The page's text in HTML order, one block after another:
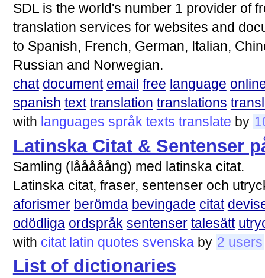
SDL is the world's number 1 provider of
translation services for websites and
to Spanish, French, German, Italian,
Russian and Norwegian.
chat document email free language
spanish text translation translations
with languages språk texts translate by
Latinska Citat & Sentenser
Samling (lååååång) med latinska citat.
Latinska citat, fraser, sentenser och
aforismer berömda bevingade citat
odödliga ordspråk sentenser talesätt
with citat latin quotes svenska by 2 users
List of dictionaries